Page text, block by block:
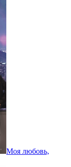
Моя любовь,